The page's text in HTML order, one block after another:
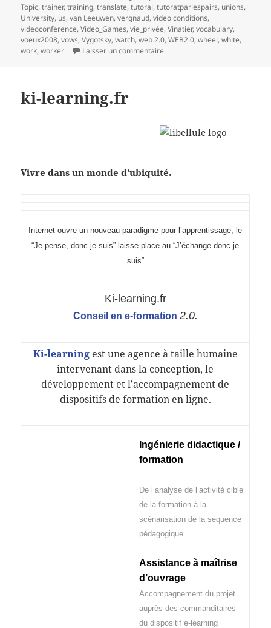
Topic,trainer,training,translate,tutoral,tutoratparlespairs, unions,
University, us,van Leeuwen,vergnaud,video conditions,
videoconference,Video_Games,vie_privée,Vinatier,vocabulary,
voeux2008,vows,Vygotsky,watch,web 2.0,WEB2.0,wheel,white,
work,worker Laisser un commentaire
ki-learning.fr
Vivre dans un monde d’ubiquité.
Internet ouvre un nouveau paradigme pour l’apprentissage, le
“Je pense, donc je suis” laisse place au “J’échange donc je
suis”
Ki-learning.fr
Conseil en e-formation 2.0.
Ki-learningest une agence à taille humaine
intervenant dans la conception, le
développement et l’accompagnement de
dispositifs de formation en ligne.
Ingénierie didactique /
formation
De l’analyse de l’activité cible
de la formation à la
scénarisation de la séquence
pédagogique.
Assistance à maîtrise
d’ouvrage
Accompagnement du projet
auprès des commanditaires
du dispositif e-learning